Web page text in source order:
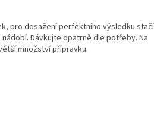
pro dosažení perfektního výsledku stačí
Dávkujte opatrně dle potřeby. Na
množství přípravku.